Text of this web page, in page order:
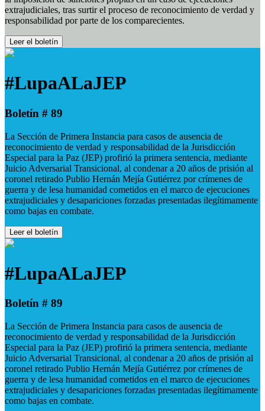
extrajudiciales, tras surtir el proceso de reconocimiento de verdad y
responsabilidad por parte de los comparecientes.
Leer el boletín
#LupaALaJEP
Boletín # 89
La Sección de Primera Instancia para casos de ausencia de
reconocimiento de verdad y responsabilidad de la Jurisdicción
Especial para la Paz (JEP) profirió la primera sentencia, mediante
Juicio Adversarial Transicional, al condenar a 20 años de prisión al
coronel retirado Publio Hernán Mejía Gutiérrez por crímenes de
guerra y de lesa humanidad cometidos en el marco de ejecuciones
extrajudiciales y desapariciones forzadas presentadas ilegítimamente
como bajas en combate.
Leer el boletín
#LupaALaJEP
Boletín # 89
La Sección de Primera Instancia para casos de ausencia de
reconocimiento de verdad y responsabilidad de la Jurisdicción
Especial para la Paz (JEP) profirió la primera sentencia, mediante
Juicio Adversarial Transicional, al condenar a 20 años de prisión al
coronel retirado Publio Hernán Mejía Gutiérrez por crímenes de
guerra y de lesa humanidad cometidos en el marco de ejecuciones
extrajudiciales y desapariciones forzadas presentadas ilegítimamente
como bajas en combate.